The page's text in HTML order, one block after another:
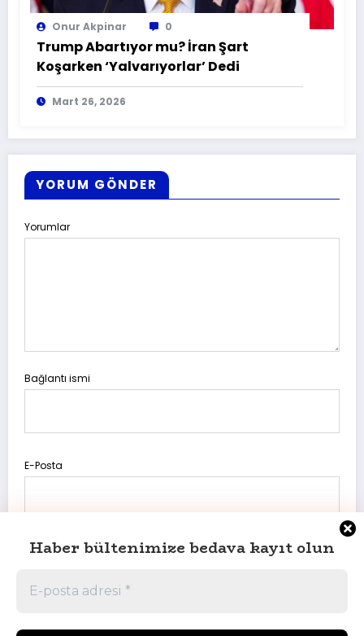
Haber bültenimize bedava kayıt olun
Onur Akpinar 0
Trump Abartıyor mu? İran Şart
Koşarken ‘Yalvarıyorlar’ Dedi
Mart 26, 2026
YORUM GÖNDER
Yorumlar
Bağlantı ismi
E-Posta